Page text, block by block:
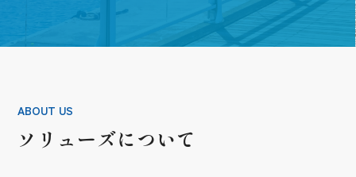
ABOUT US
ソリューズについて